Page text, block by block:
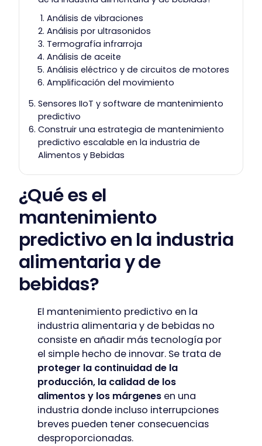
Análisis de vibraciones
Análisis por ultrasonidos
Termografía infrarroja
Análisis de aceite
Análisis eléctrico y de circuitos de motores
Amplificación del movimiento
Sensores IIoT y software de mantenimiento
predictivo
Construir una estrategia de mantenimiento
predictivo escalable en la industria de
Alimentos y Bebidas
¿Qué es el
mantenimiento
predictivo en la industria
alimentaria y de
bebidas?
El mantenimiento predictivo en la
industria alimentaria y de bebidas no
consiste en añadir más tecnología por
el simple hecho de innovar. Se trata de
proteger la continuidad de la
producción, la calidad de los
alimentos y los márgenes en una
industria donde incluso interrupciones
breves pueden tener consecuencias
desproporcionadas.